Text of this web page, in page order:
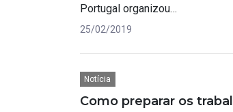
Portugal organizou…
25/02/2019
Notícia
Como preparar os